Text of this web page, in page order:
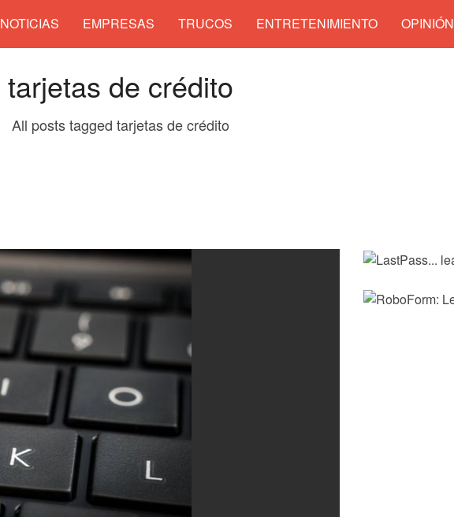
NOTICIAS EMPRESAS TRUCOS ENTRETENIMIENTO OPINIÓN
tarjetas de crédito
All posts tagged tarjetas de crédito